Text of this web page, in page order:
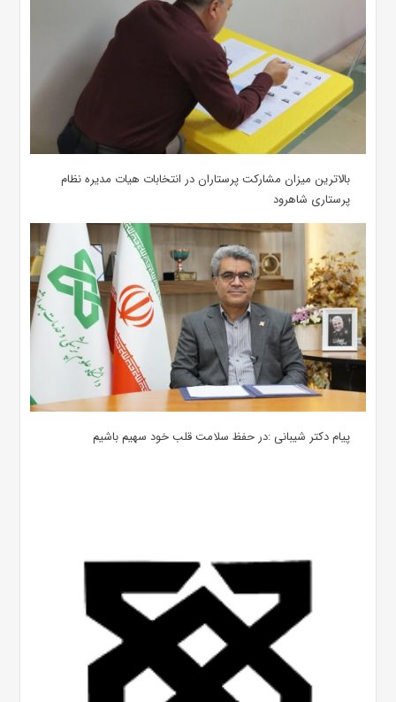
بالاترین میزان مشارکت پرستاران در انتخابات هیات مدیره نظام
پرستاری شاهرود
پیام دکتر شیبانی :در حفظ سلامت قلب خود سهیم باشیم